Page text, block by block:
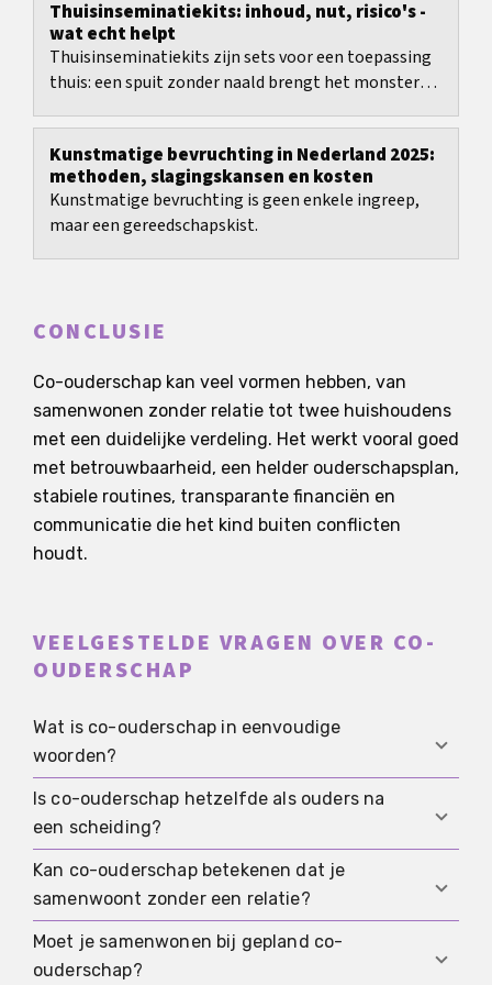
Thuisinseminatiekits: inhoud, nut, risico's -
wat echt helpt
Thuisinseminatiekits zijn sets voor een toepassing
thuis: een spuit zonder naald brengt het monster
Kunstmatige bevruchting in Nederland 2025:
methoden, slagingskansen en kosten
Kunstmatige bevruchting is geen enkele ingreep,
maar een gereedschapskist.
CONCLUSIE
Co-ouderschap kan veel vormen hebben, van
samenwonen zonder relatie tot twee huishoudens
met een duidelijke verdeling. Het werkt vooral goed
met betrouwbaarheid, een helder ouderschapsplan,
stabiele routines, transparante financiën en
communicatie die het kind buiten conflicten
houdt.
VEELGESTELDE VRAGEN OVER CO-
OUDERSCHAP
Wat is co-ouderschap in eenvoudige
woorden?
Co-ouderschap betekent dat twee of meer
volwassenen samen ouders zijn en
verantwoordelijkheid voor een kind delen, zonder
dat ze een romantische relatie hoeven te
hebben.
Is co-ouderschap hetzelfde als ouders na
een scheiding?
Nee. Co-ouderschap kan na een scheiding
ontstaan, maar het kan ook bewust gepland zijn
als mensen vanaf het begin samen een kind
willen zonder een relatie te hebben.
Kan co-ouderschap betekenen dat je
samenwoont zonder een relatie?
Ja. Sommige co-ouders wonen samen als een
gezinsvorm en scheiden ouderschap duidelijk
Moet je samenwonen bij gepland co-
ouderschap?